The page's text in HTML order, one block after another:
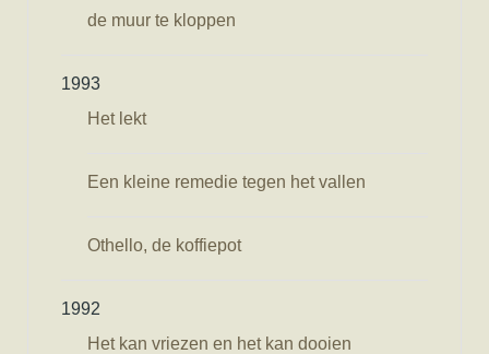
de muur te kloppen
1993
Het lekt
Een kleine remedie tegen het vallen
Othello, de koffiepot
1992
Het kan vriezen en het kan dooien